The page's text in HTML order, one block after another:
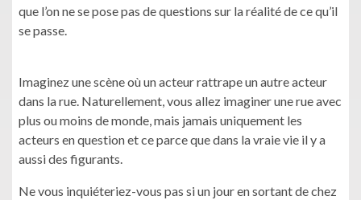
que l’on ne se pose pas de questions sur la réalité de ce qu’il
se passe.
Imaginez une scène où un acteur rattrape un autre acteur
dans la rue. Naturellement, vous allez imaginer une rue avec
plus ou moins de monde, mais jamais uniquement les
acteurs en question et ce parce que dans la vraie vie il y a
aussi des figurants.
Ne vous inquiéteriez-vous pas si un jour en sortant de chez